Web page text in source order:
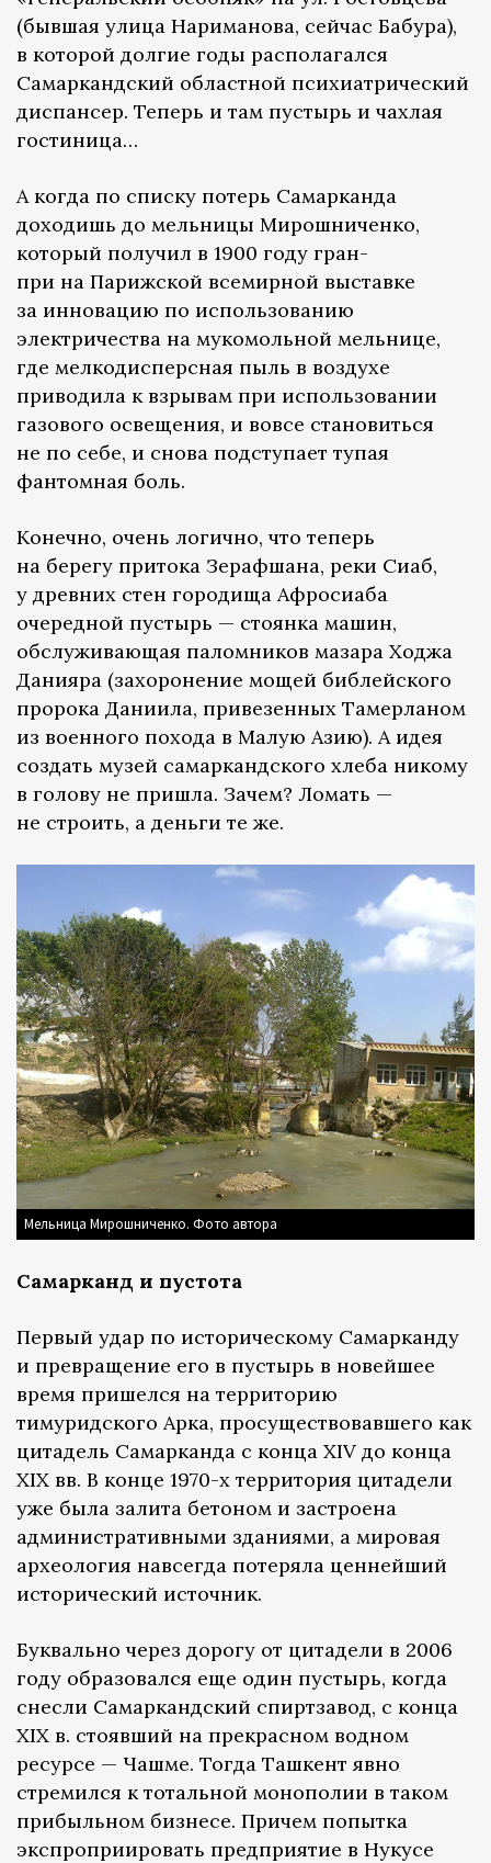
(бывшая улица Нариманова, сейчас Бабура),
в которой долгие годы располагался
Самаркандский областной психиатрический
диспансер. Теперь и там пустырь и чахлая
гостиница…
А когда по списку потерь Самарканда
доходишь до мельницы Мирошниченко,
который получил в 1900 году гран-
при на Парижской всемирной выставке
за инновацию по использованию
электричества на мукомольной мельнице,
где мелкодисперсная пыль в воздухе
приводила к взрывам при использовании
газового освещения, и вовсе становиться
не по себе, и снова подступает тупая
фантомная боль.
Конечно, очень логично, что теперь
на берегу притока Зерафшана, реки Сиаб,
у древних стен городища Афросиаба
очередной пустырь — стоянка машин,
обслуживающая паломников мазара Ходжа
Данияра (захоронение мощей библейского
пророка Даниила, привезенных Тамерланом
из военного похода в Малую Азию). А идея
создать музей самаркандского хлеба никому
в голову не пришла. Зачем? Ломать —
не строить, а деньги те же.
Мельница Мирошниченко. Фото автора
Самарканд и пустота
Первый удар по историческому Самарканду
и превращение его в пустырь в новейшее
время пришелся на территорию
тимуридского Арка, просуществовавшего как
цитадель Самарканда с конца XIV до конца
XIX вв. В конце 1970-х территория цитадели
уже была залита бетоном и застроена
административными зданиями, а мировая
археология навсегда потеряла ценнейший
исторический источник.
Буквально через дорогу от цитадели в 2006
году образовался еще один пустырь, когда
снесли Самаркандский спиртзавод, с конца
XIX в. стоявший на прекрасном водном
ресурсе — Чашме. Тогда Ташкент явно
стремился к тотальной монополии в таком
прибыльном бизнесе. Причем попытка
экспроприировать предприятие в Нукусе